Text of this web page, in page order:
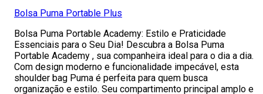
Bolsa Puma Portable Plus
Bolsa Puma Portable Academy: Estilo e Praticidade
Essenciais para o Seu Dia! Descubra a Bolsa Puma
Portable Academy , sua companheira ideal para o dia a dia.
Com design moderno e funcionalidade impecável, esta
shoulder bag Puma é perfeita para quem busca
organização e estilo. Seu compartimento principal amplo e